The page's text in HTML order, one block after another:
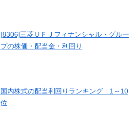
[8306]三菱ＵＦＪフィナンシャル・グルー
プの株価・配当金・利回り
国内株式の配当利回りランキング 1～10
位